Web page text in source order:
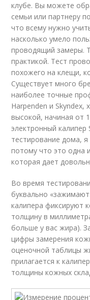
клубе. Вы можете
семьи или партнеру
что всему нужно
насколько умело
проводящий замеры.
практикой. Тест
похожего на клещи,
Существует много
наиболее точные
Harpenden и
высокой, начиная от
электронный калипер
тестирование дома,
потому что это одна
которая дает
Во время
буквально
калипера фиксируют
толщину в
больше у вас жира).
цифры замерения
оценочной таблицы
прилагается к
толщины кожных